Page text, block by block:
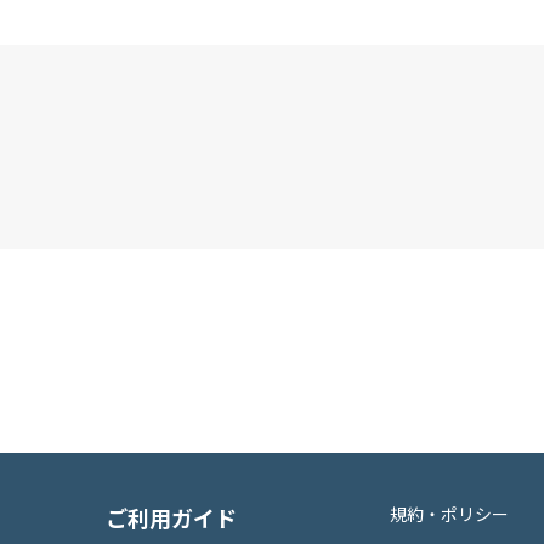
ご利用ガイド 規約・ポリシー